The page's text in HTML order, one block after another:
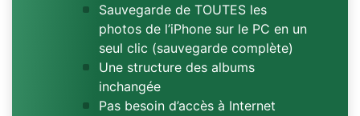
Sauvegarde de TOUTES les
photos de l’iPhone sur le PC en un
seul clic (sauvegarde complète)
Une structure des albums
inchangée
Pas besoin d’accès à Internet